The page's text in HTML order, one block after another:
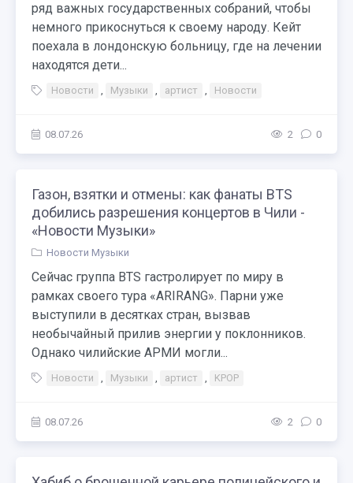
ряд важных государственных собраний, чтобы
немного прикоснуться к своему народу. Кейт
поехала в лондонскую больницу, где на лечении
находятся дети...
Новости , Музыки , артист , Новости
08.07.26 2 0
Газон, взятки и отмены: как фанаты BTS
добились разрешения концертов в Чили -
«Новости Музыки»
Новости Музыки
Сейчас группа BTS гастролирует по миру в
рамках своего тура «ARIRANG». Парни уже
выступили в десятках стран, вызвав
необычайный прилив энергии у поклонников.
Однако чилийские АРМИ могли...
Новости , Музыки , артист , KPOP
08.07.26 2 0